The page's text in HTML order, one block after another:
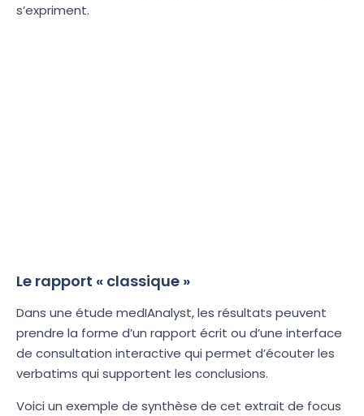
s’expriment.
Le rapport « classique »
Dans une étude medIAnalyst, les résultats peuvent
prendre la forme d’un rapport écrit ou d’une interface
de consultation interactive qui permet d’écouter les
verbatims qui supportent les conclusions.
Voici un exemple de synthèse de cet extrait de focus